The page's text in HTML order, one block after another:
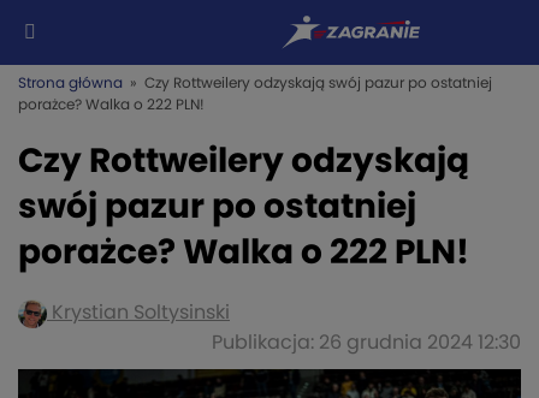
Strona główna » Czy Rottweilery odzyskają swój pazur po ostatniej
porażce? Walka o 222 PLN!
Czy Rottweilery odzyskają
swój pazur po ostatniej
porażce? Walka o 222 PLN!
Krystian Soltysinski
Publikacja: 26 grudnia 2024 12:30